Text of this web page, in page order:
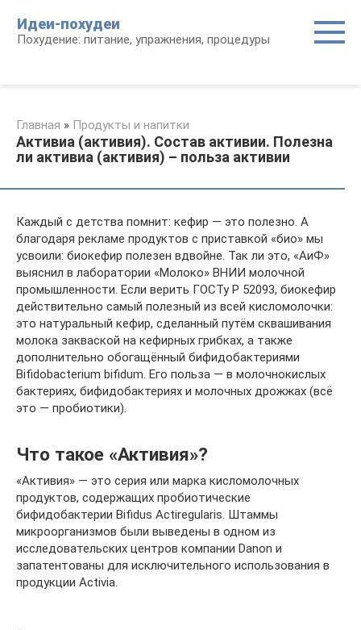
контенту
Идеи-похудеи
Похудение: питание, упражнения, процедуры
Главная » Продукты и напитки
Активиа (активия). Состав активии. Полезна
ли активиа (активия) – польза активии
Каждый с детства помнит: кефир — это полезно. А
благодаря рекламе продуктов с приставкой «био» мы
усвоили: биокефир полезен вдвойне. Так ли это, «АиФ»
выяснил в лаборатории «Молоко» ВНИИ молочной
промышленности. Если верить ГОСТу Р 52093, биокефир
действительно самый полезный из всей кисломолочки:
это натуральный кефир, сделанный путём сквашивания
молока закваской на кефирных грибках, а также
дополнительно обогащённый бифидобактериями
Bifidobacterium bifidum. Его польза — в молочнокислых
бактериях, бифидобактериях и молочных дрожжах (всё
это — пробиотики).
Что такое «Активия»?
«Активия» — это серия или марка кисломолочных
продуктов, содержащих пробиотические
бифидобактерии Bifidus Actiregularis. Штаммы
микроорганизмов были выведены в одном из
исследовательских центров компании Danon и
запатентованы для исключительного использования в
продукции Activia.